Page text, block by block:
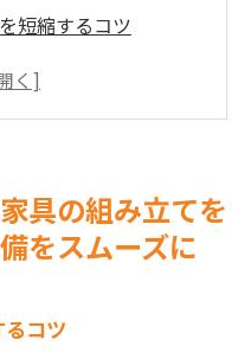
短縮するコツ
び方
イデア
便利屋による家具組
たい便利屋の役割
具の組み立てを
をスムーズに
コツ